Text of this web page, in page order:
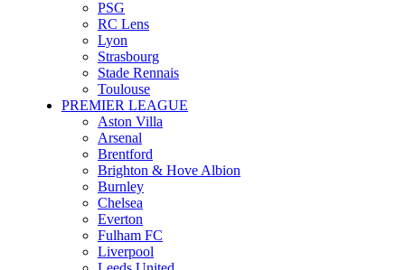
PSG
RC Lens
Lyon
Strasbourg
Stade Rennais
Toulouse
PREMIER LEAGUE
Aston Villa
Arsenal
Brentford
Brighton & Hove Albion
Burnley
Chelsea
Everton
Fulham FC
Liverpool